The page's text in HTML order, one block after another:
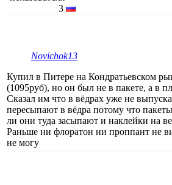
3
Novichok13
Купил в Питере на Кондратьевском
(1095руб), но он был не в пакете, а в
Сказал им что в вёдрах уже не
пересыпают в вёдра потому что
ли они туда засыпают и наклейки на
Раньше ни флоратон ни проппант не
не могу